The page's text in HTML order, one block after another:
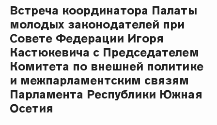
Встреча координатора Палаты
молодых законодателей при
Совете Федерации Игоря
Кастюкевича с Председателем
Комитета по внешней политике
и межпарламентским связям
Парламента Республики Южная
Осетия